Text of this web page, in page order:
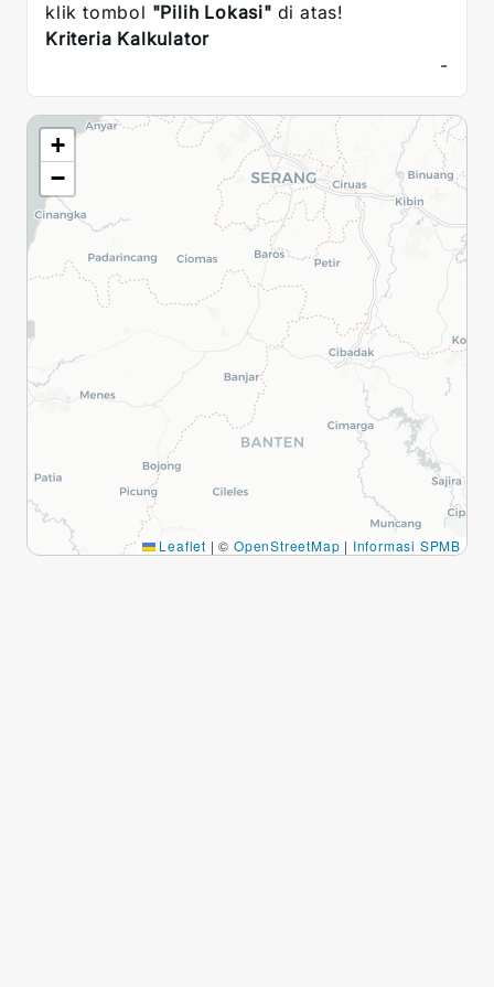
klik tombol "Pilih Lokasi" di atas!
Kriteria Kalkulator
-
+
−
Leaflet | © OpenStreetMap | Informasi SPMB